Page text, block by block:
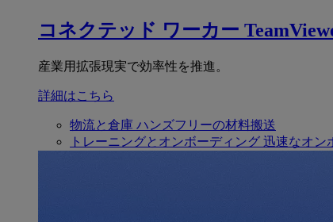
コネクテッド ワーカー
産業用拡張現実で効率性を推進。
詳細はこちら
物流と倉庫 ハンズフリーの材料搬送
トレーニングとオンボーディング 迅速なオン